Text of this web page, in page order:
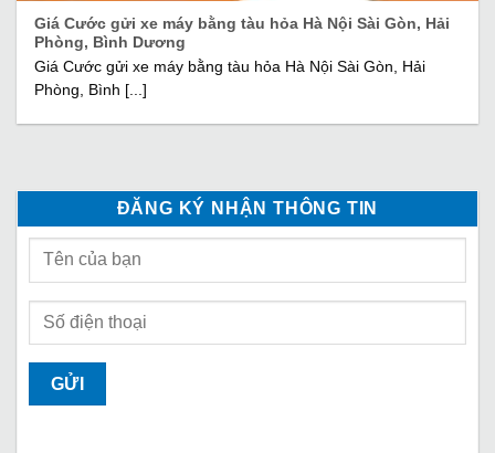
Giá Cước gửi xe máy bằng tàu hỏa Hà Nội Sài Gòn, Hải
Phòng, Bình Dương
Giá Cước gửi xe máy bằng tàu hỏa Hà Nội Sài Gòn, Hải
Phòng, Bình [...]
ĐĂNG KÝ NHẬN THÔNG TIN